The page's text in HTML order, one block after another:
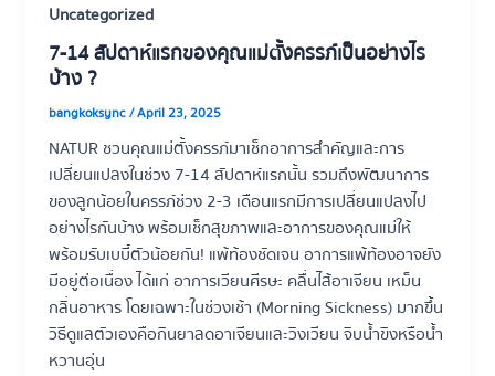
Uncategorized
7-14 สัปดาห์แรกของคุณแม่ตั้งครรภ์เป็นอย่างไร
บ้าง ?
bangkoksync/April 23, 2025
NATUR ชวนคุณแม่ตั้งครรภ์มาเช็กอาการสำคัญและการ
เปลี่ยนแปลงในช่วง 7-14 สัปดาห์แรกนั้น รวมถึงพัฒนาการ
ของลูกน้อยในครรภ์ช่วง 2-3 เดือนแรกมีการเปลี่ยนแปลงไป
อย่างไรกันบ้าง พร้อมเช็กสุขภาพและอาการของคุณแม่ให้
พร้อมรับเบบี๋ตัวน้อยกัน! แพ้ท้องชัดเจน อาการแพ้ท้องอาจยัง
มีอยู่ต่อเนื่อง ได้แก่ อาการเวียนศีรษะ คลื่นไส้อาเจียน เหม็น
กลิ่นอาหาร โดยเฉพาะในช่วงเช้า (Morning Sickness) มากขึ้น
วิธีดูแลตัวเองคือกินยาลดอาเจียนและวิงเวียน จิบน้ำขิงหรือน้ำ
หวานอุ่น